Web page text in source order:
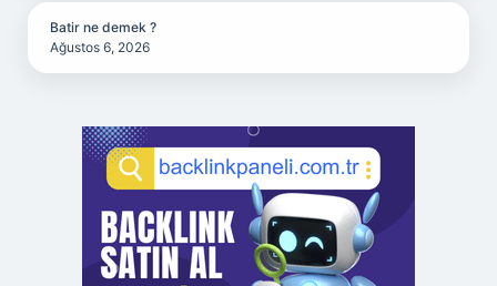
Batir ne demek ?
Ağustos 6, 2026